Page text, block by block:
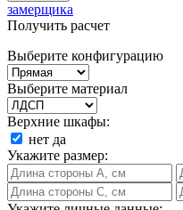
замерщика
Получить расчет
Выберите конфигурацию
Выберите материал
Верхние шкафы:
нет да
Укажите размер: